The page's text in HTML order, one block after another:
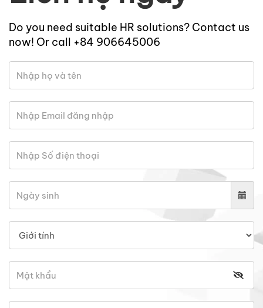
Do you need suitable HR solutions? Contact us
now! Or call +84 906645006